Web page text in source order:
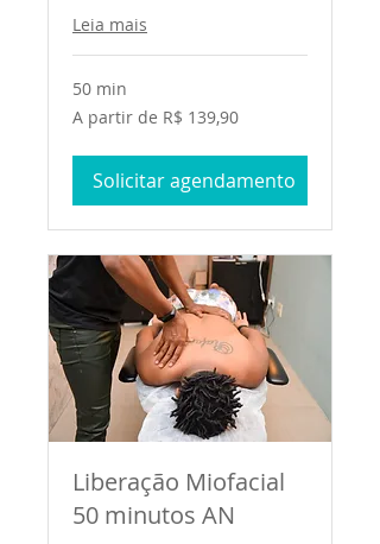
Leia mais
50 min
A
partir
brasileiros
A partir de R$ 139,90
Solicitar agendamento
Liberação Miofacial
50 minutos AN